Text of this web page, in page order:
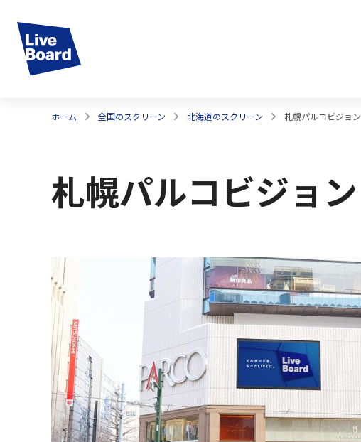
ホーム 全国のスクリーン 北海道のスクリーン 札幌パルコビジョン
札幌パルコビジョン